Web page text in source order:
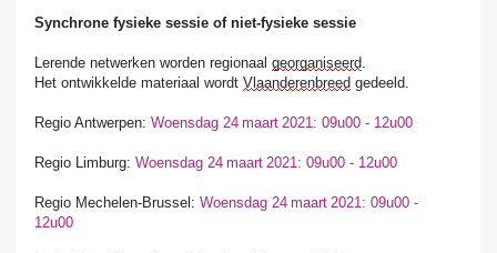
Synchrone fysieke sessie of niet-fysieke sessie
Lerende netwerken worden regionaal georganiseerd.
Het ontwikkelde materiaal wordt Vlaanderenbreed gedeeld.
Regio Antwerpen: Woensdag 24 maart 2021: 09u00 - 12u00
Regio Limburg: Woensdag 24 maart 2021: 09u00 - 12u00
Regio Mechelen-Brussel : Woensdag 24 maart 2021: 09u00 -
12u00